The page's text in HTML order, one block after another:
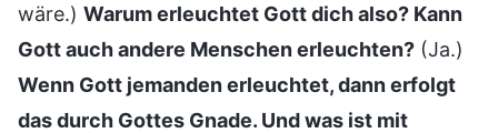
wäre.) Warum erleuchtet Gott dich also? Kann
Gott auch andere Menschen erleuchten? (Ja.)
Wenn Gott jemanden erleuchtet, dann erfolgt
das durch Gottes Gnade. Und was ist mit